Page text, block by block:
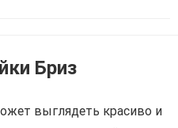
Бриз
выглядеть красиво и